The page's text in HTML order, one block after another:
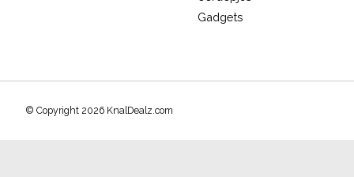
Gadgets
© Copyright 2026 KnalDealz.com